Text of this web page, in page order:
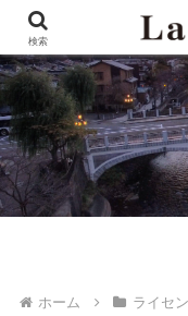
ホーム ライセ
検索